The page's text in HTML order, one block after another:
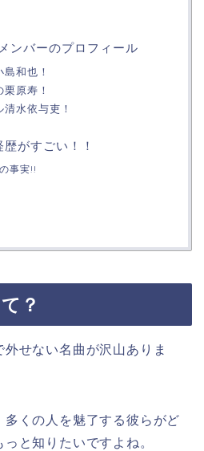
ンバーのプロフィール
和也！
栗原寿！
清水依与吏！
がすごい！！
事実!!
？
せない名曲が沢山ありま
くの人を魅了する彼らがど
と知りたいですよね。